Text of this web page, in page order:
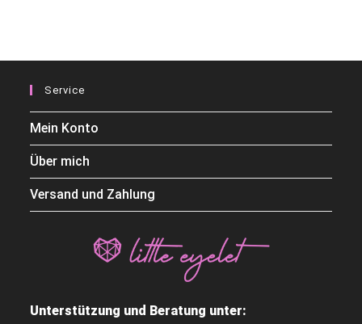
Service
Mein Konto
Über mich
Versand und Zahlung
Unterstützung und Beratung unter: